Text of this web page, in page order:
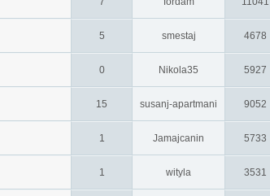
5 smestaj 4678
0 Nikola35 5927
15 susanj-apartmani 9052
1 Jamajcanin 5733
1 wityla 3531